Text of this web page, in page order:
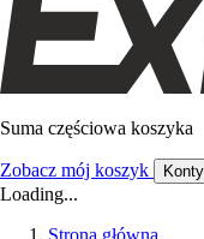
Suma częściowa koszyka
Zobacz mój koszyk
Loading...
Strona główna